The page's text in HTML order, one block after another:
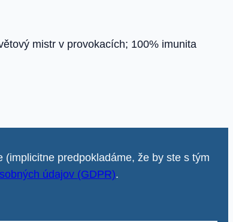
mistr v provokacích; 100% imunita
predpokladáme, že by ste s tým
údajov (GDPR).